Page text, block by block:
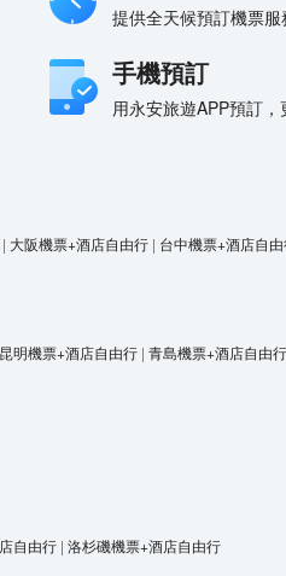
提供全天候預訂機票
手機預訂
用永安旅遊APP預訂，
| 大阪機票+酒店自由行 | 台中機票+酒店自
昆明機票+酒店自由行 | 青島機票+酒店自由行
自由行 | 洛杉磯機票+酒店自由行